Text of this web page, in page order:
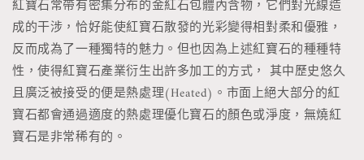
紅寶石常帶有密集分布的金紅石包體內含物，它們對光線造
成的干涉，恰好能使紅寶石散發的光彩變得相對柔和優雅，
反而成為了一種獨特的魅力。但也因為上述紅寶石的種種特
性，使得紅寶石產業衍生出許多加工的方式， 其中歷史悠久
且廣泛被接受的便是熱處理(Heated)。市面上絕大部分的紅
寶石都會通過適度的熱處理優化寶石的顏色或淨度，無燒紅
寶石是非常稀有的。